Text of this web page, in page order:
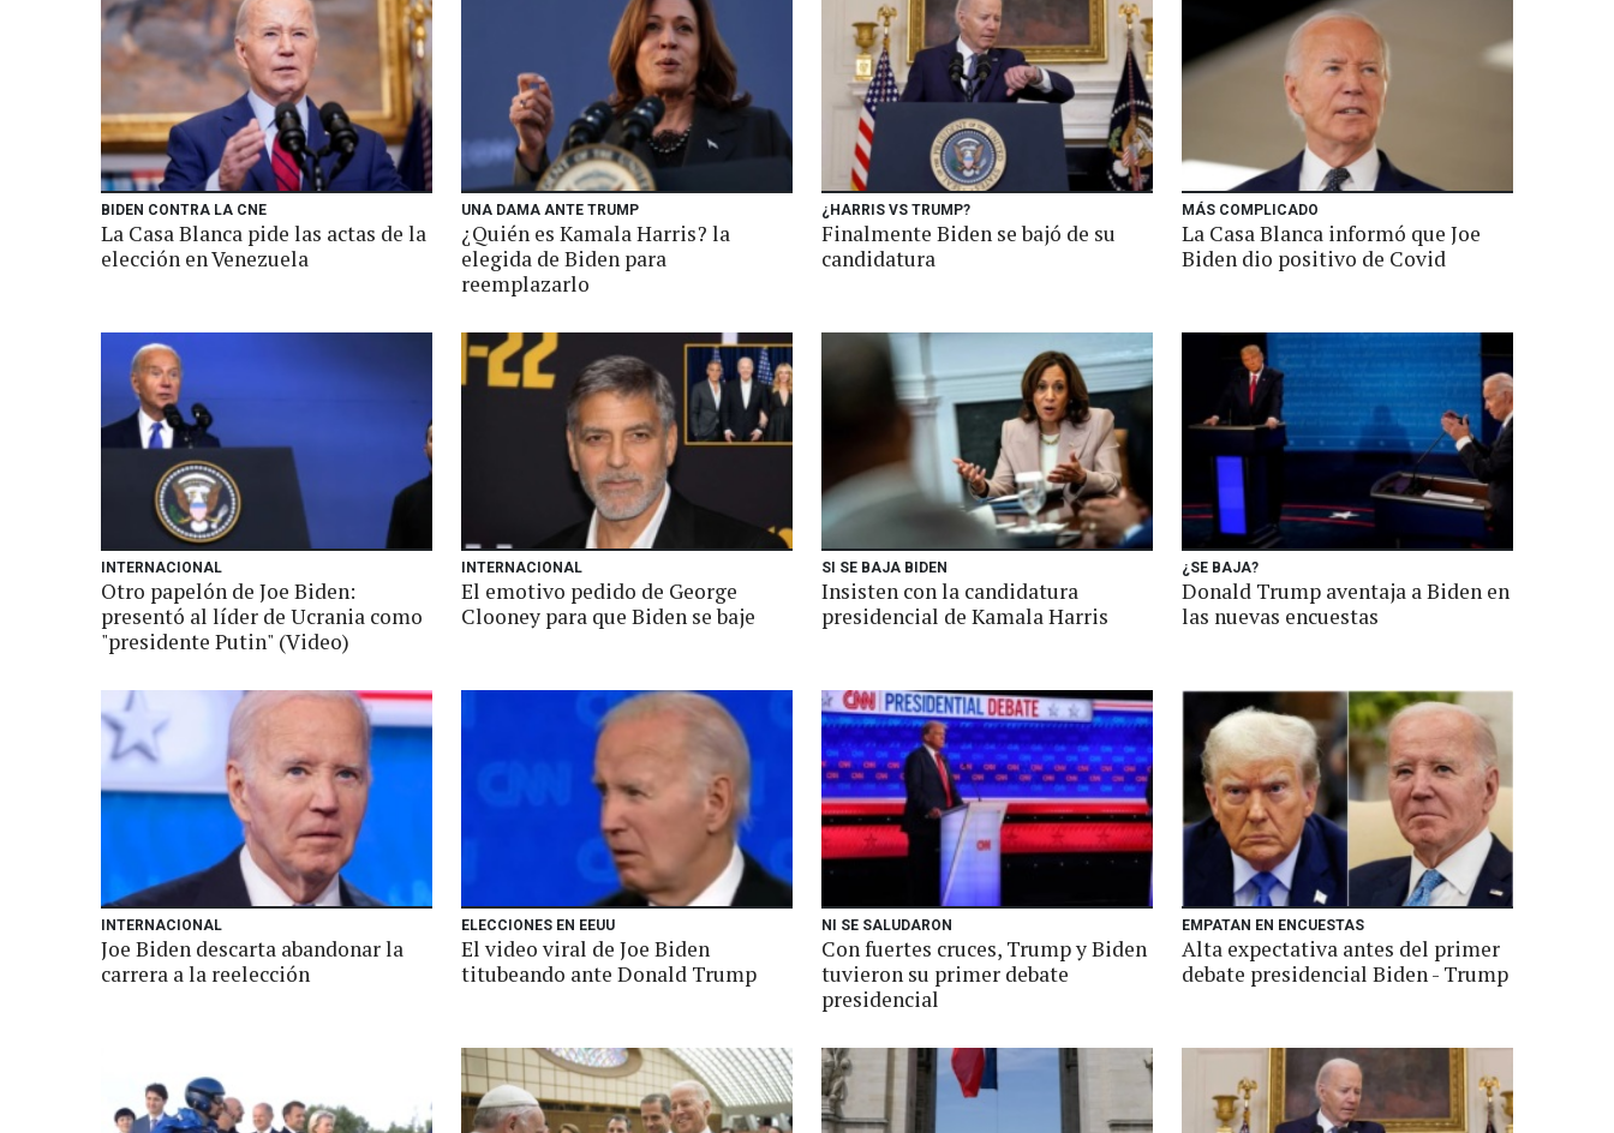
BIDEN CONTRA LA CNE
La Casa Blanca pide las actas de la
elección en Venezuela
UNA DAMA ANTE TRUMP
¿Quién es Kamala Harris? la
elegida de Biden para
reemplazarlo
¿HARRIS VS TRUMP?
Finalmente Biden se bajó de su
candidatura
MÁS COMPLICADO
La Casa Blanca informó que Joe
Biden dio positivo de Covid
INTERNACIONAL
Otro papelón de Joe Biden:
presentó al líder de Ucrania como
"presidente Putin" (Video)
INTERNACIONAL
El emotivo pedido de George
Clooney para que Biden se baje
SI SE BAJA BIDEN
Insisten con la candidatura
presidencial de Kamala Harris
¿SE BAJA?
Donald Trump aventaja a Biden en
las nuevas encuestas
INTERNACIONAL
Joe Biden descarta abandonar la
carrera a la reelección
ELECCIONES EN EEUU
El video viral de Joe Biden
titubeando ante Donald Trump
NI SE SALUDARON
Con fuertes cruces, Trump y Biden
tuvieron su primer debate
presidencial
EMPATAN EN ENCUESTAS
Alta expectativa antes del primer
debate presidencial Biden - Trump